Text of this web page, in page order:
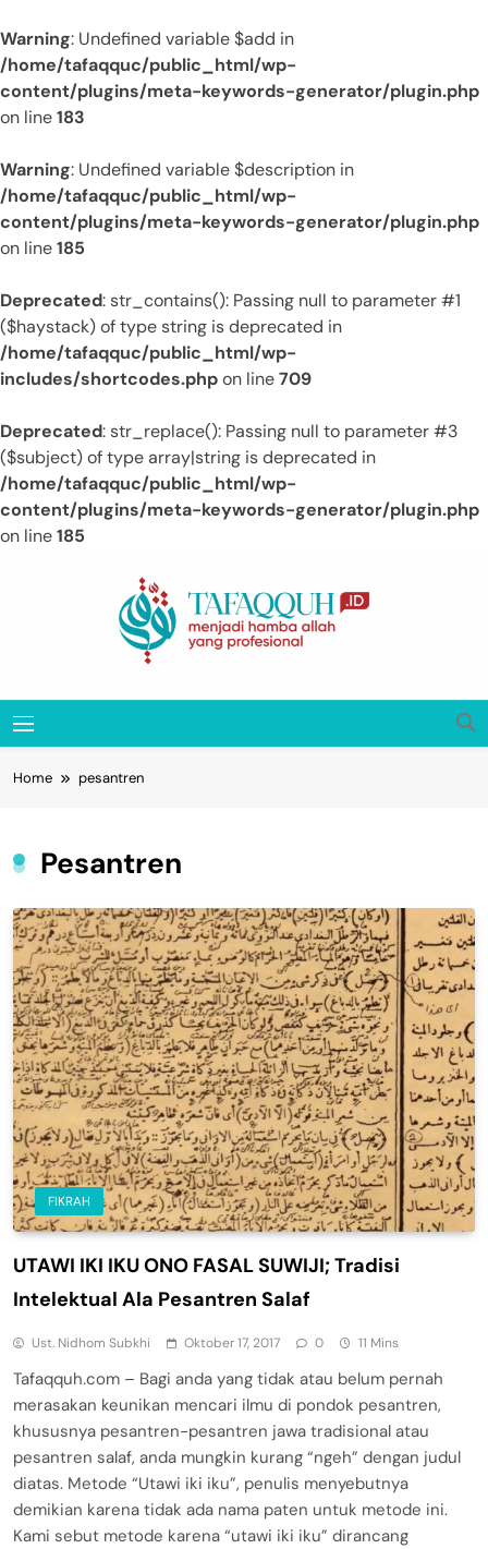
Warning: Undefined variable $add in
/home/tafaqquc/public_html/wp-
content/plugins/meta-keywords-generator/plugin.php
on line183
Warning: Undefined variable $description in
/home/tafaqquc/public_html/wp-
content/plugins/meta-keywords-generator/plugin.php
on line185
Deprecated: str_contains(): Passing null to parameter #1
($haystack) of type string is deprecated in
/home/tafaqquc/public_html/wp-
includes/shortcodes.phpon line709
Deprecated: str_replace(): Passing null to parameter #3
($subject) of type array|string is deprecated in
/home/tafaqquc/public_html/wp-
content/plugins/meta-keywords-generator/plugin.php
on line185
Tafaqquh.ID
Home pesantren
Pesantren
FIKRAH
UTAWI IKI IKU ONO FASAL SUWIJI; Tradisi
Intelektual Ala Pesantren Salaf
Ust. Nidhom Subkhi Oktober 17, 2017 0 11 Mins
Tafaqquh.com – Bagi anda yang tidak atau belum pernah
merasakan keunikan mencari ilmu di pondok pesantren,
khususnya pesantren-pesantren jawa tradisional atau
pesantren salaf, anda mungkin kurang “ngeh” dengan judul
diatas. Metode “Utawi iki iku”, penulis menyebutnya
demikian karena tidak ada nama paten untuk metode ini.
Kami sebut metode karena “utawi iki iku” dirancang